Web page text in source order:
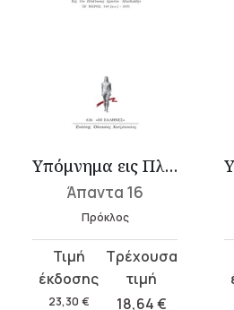
Υπόμνημα εις Πλάτωνος Α΄ Αλκιβιάδην 2
Άπαντα 16
Πρόκλος
23,30 €
Original
price
was:
18,64€
τρέχουσα
τιμή